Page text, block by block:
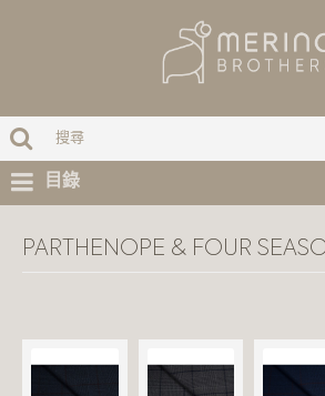
目錄
PARTHENOPE & FOUR